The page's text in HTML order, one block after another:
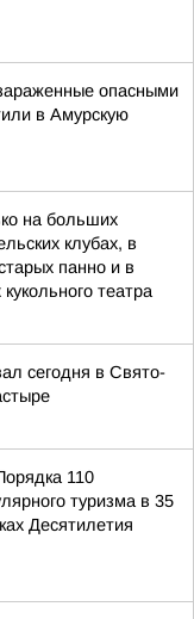
опасными
в Амурскую
на больших
клубах, в
панно и в
театра
сегодня в Свято-
110
туризма в 35
Десятилетия